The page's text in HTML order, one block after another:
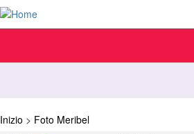
Inizio > Foto Meribel